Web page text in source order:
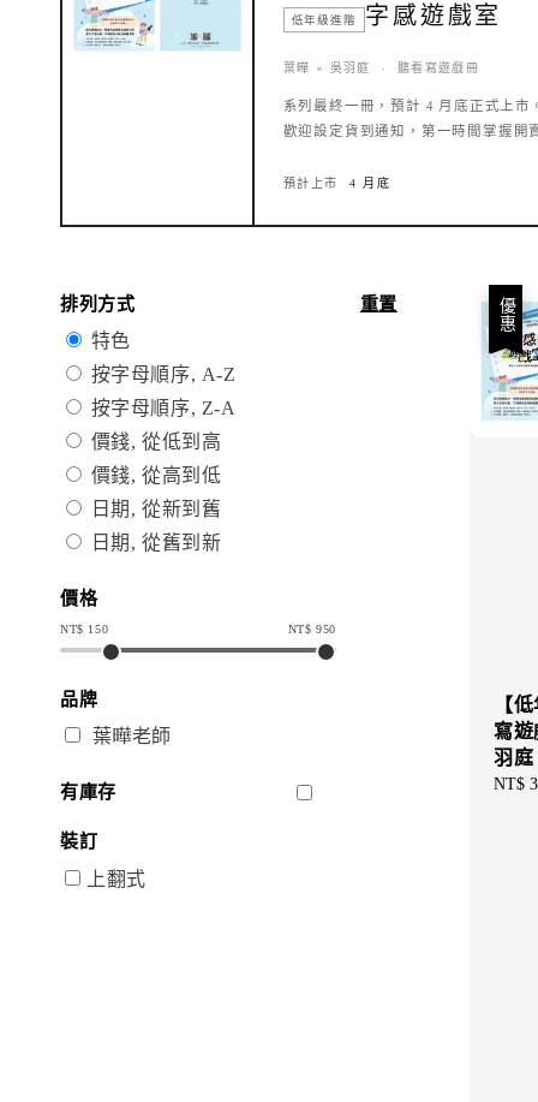
低年級進階 字感遊戲室
葉曄 × 吳羽庭 · 聽看寫遊戲冊
系列最終一冊，預計 4 月底正式上市
歡迎設定貨到通知，第一時間掌握開
預計上市4 月底
排列方式 重置
特色
按字母順序, A-Z
按字母順序, Z-A
價錢, 從低到高
價錢, 從高到低
日期, 從新到舊
日期, 從舊到新
價格
NT$ 150 NT$950
品牌
葉曄老師
有庫存
裝訂
上翻式
優惠
【
寫遊
羽庭
Sale
NT$